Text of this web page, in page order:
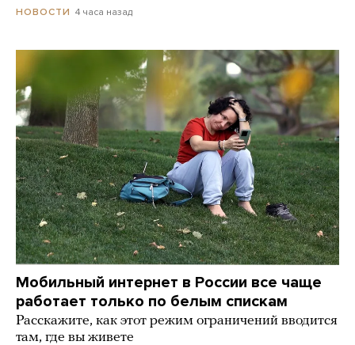
НОВОСТИ 4 часа назад
Мобильный интернет в России все чаще
работает только по белым спискам
Расскажите, как этот режим ограничений вводится
там, где вы живете